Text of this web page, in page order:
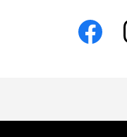
Facebook